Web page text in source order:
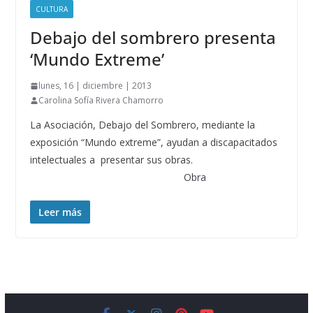
CULTURA
Debajo del sombrero presenta
‘Mundo Extreme’
lunes, 16 | diciembre | 2013
Carolina Sofía Rivera Chamorro
La Asociación, Debajo del Sombrero, mediante la
exposición “Mundo extreme”, ayudan a discapacitados
intelectuales a presentar sus obras.
Obra
Leer más